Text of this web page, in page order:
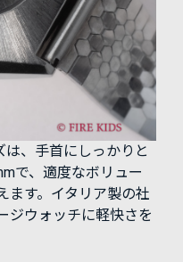
、手首にしっかりと
で、適度なボリュー
ます。イタリア製の社
ジウォッチに軽快さを